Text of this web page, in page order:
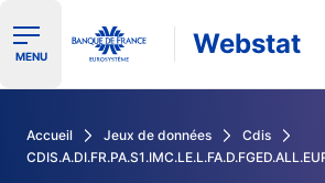
Ouvrir le menu de navigation
MENU Webstat
Accueil Jeux de données
Cdis